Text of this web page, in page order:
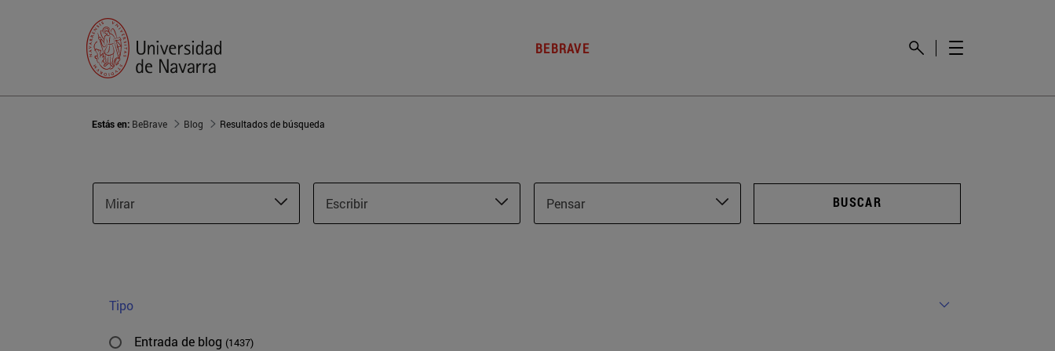
BEBRAVE
Estás en: BeBrave Blog Resultados de búsqueda
Mirar Escribir Pensar BUSCAR
Tipo
Entrada de blog (1437)